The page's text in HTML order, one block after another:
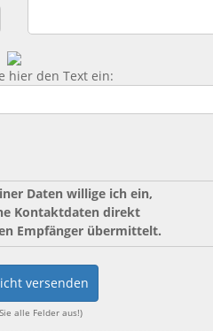
hier den Text ein:
Daten willige ich ein,
Kontaktdaten direkt
Empfänger übermittelt.
versenden
alle Felder aus!)